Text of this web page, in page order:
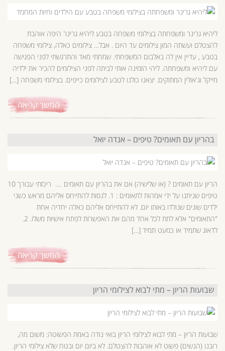
ליהיא גרינר ומשפחתה בצילומי משפחה בטבע ליהיא גרינר היפה אוהבת
להצטלם ועשתה המון צילומים עד היום . אבל… צילומים כאלה, צילומי משפחה
בטבע , עדיין אין לה באלבום המשפחתי. שמחתי מאד והתרגשתי לפני הפגישה
עם ליהיא ומשפחתה. ליהי הזמינה אותי לביתה לפני הצילומים להכיר את ילדיה
מייקל וג'אולין המתוקים. יצאנו כולנו לטבע לצילומים כייפים. בצילומי משפחה […]
המשך קריאה
בהריון עם תאומים? טיפים – אנדה יואל
הריון עם תאומים ? (או שלישיה) אם את בהריון עם תאומים …. ריכזתי עבורך 10
טיפים שניתנו על ידי אמהות לתאומים : 1. לנסות להתייחס אליהם מראש כשני
ילדים שונים שנולדו באותו יום. לא להתייחס אליהם כאלה יחדיה אחת
לדאוג שתמיד או כמעט תמיד […]
המשך קריאה
שבועות הריון – מתי לבוא לצילומי הריון
שבועות הריון – מתי לבוא לצילומי הריון בואי נודה באמת הפשוטה: משום מה,
רובנו (הנשים) פשוט לא אוהבות להצטלם. לא ביום יום ובטח שלא צילומי הריון.